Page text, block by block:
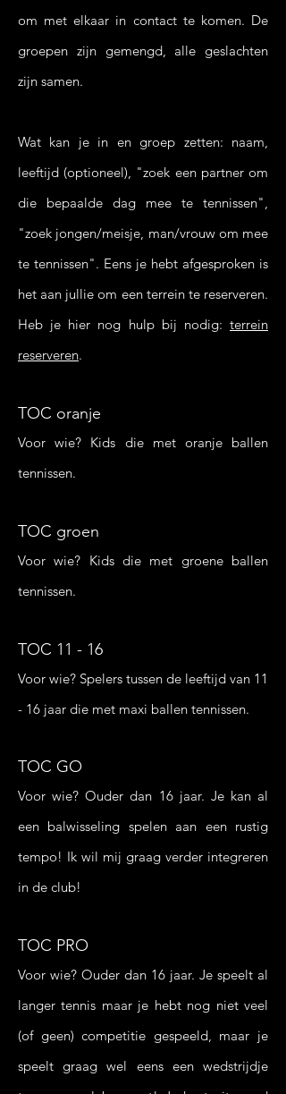
om met elkaar in contact te komen. De
groepen zijn gemengd, alle geslachten
zijn samen.
Wat kan je in en groep zetten: naam,
leeftijd (optioneel), "zoek een partner om
die bepaalde dag mee te tennissen",
"zoek jongen/meisje, man/vrouw om mee
te tennissen". Eens je hebt afgesproken is
het aan jullie om een terrein te reserveren.
Heb je hier nog hulp bij nodig: terrein
reserveren.
TOC oranje
Voor wie? Kids die met oranje ballen
tennissen.
TOC groen
Voor wie? Kids die met groene ballen
tennissen.
TOC 11 - 16
Voor wie? Spelers tussen de leeftijd van 11
- 16 jaar die met maxi ballen tennissen.
TOC GO
Voor wie? Ouder dan 16 jaar. Je kan al
een balwisseling spelen aan een rustig
tempo! Ik wil mij graag verder integreren
in de club!
TOC PRO
Voor wie? Ouder dan 16 jaar. Je speelt al
langer tennis maar je hebt nog niet veel
(of geen) competitie gespeeld, maar je
speelt graag wel eens een wedstrijdje